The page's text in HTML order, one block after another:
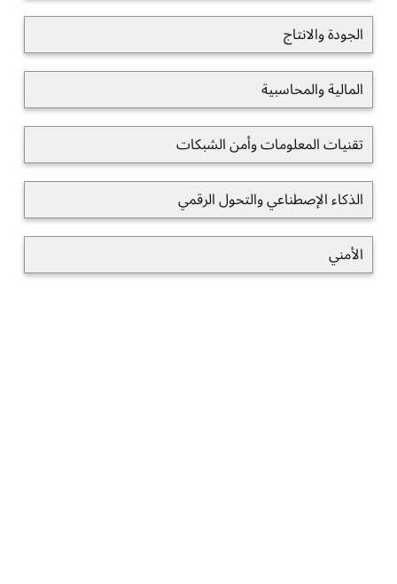
الجودة والانتاج
المالية والمحاسبية
تقنيات المعلومات وأمن الشبكات
الذكاء الإصطناعي والتحول الرقمي
الأمني